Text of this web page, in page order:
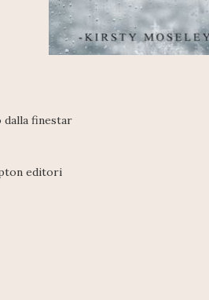
finestar
editori